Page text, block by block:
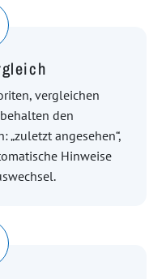
vergleichen
den
„zuletzt angesehen“,
Hinweise